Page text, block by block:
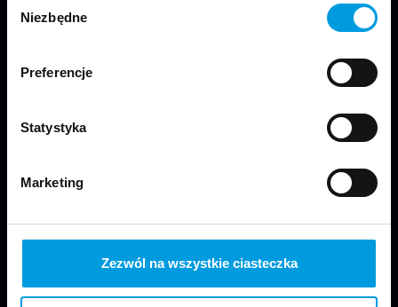
zgody
Niezbędne
Preferencje
Statystyka
Marketing
Zezwól na wszystkie ciasteczka
Copyright © 2024 School of Form
Wydział Projektowania:
03-815 Warszawa
biuropro@swps.edu.pl